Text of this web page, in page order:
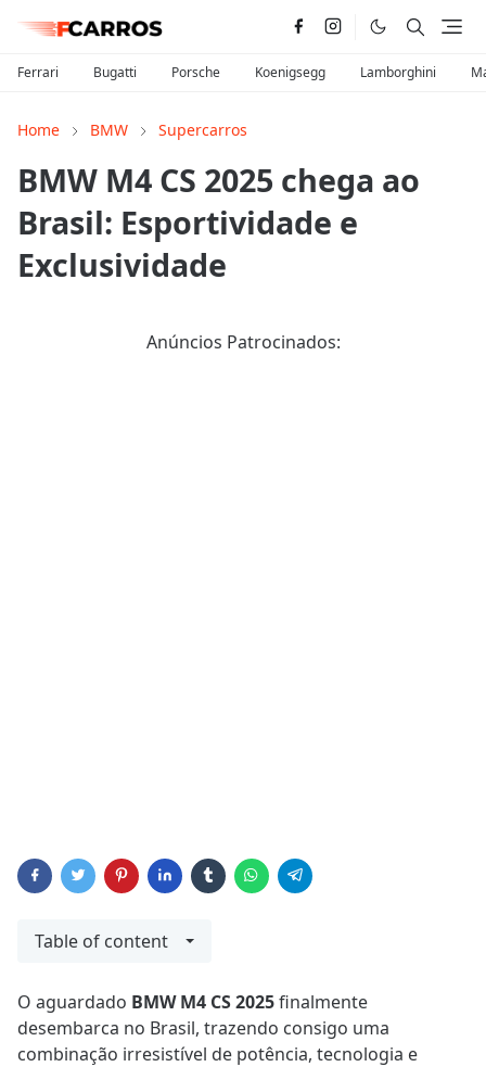
Ferrari Bugatti Porsche Koenigsegg Lamborghini
Home BMW Supercarros
BMW M4 CS 2025 chega ao
Brasil: Esportividade e
Exclusividade
Anúncios Patrocinados:
Table of content
O aguardado BMW M4 CS 2025finalmente
desembarca no Brasil, trazendo consigo uma
combinação irresistível de potência, tecnologia e